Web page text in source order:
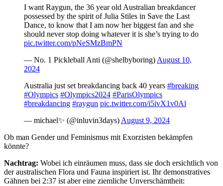
I want Raygun, the 36 year old Australian breakdancer
possessed by the spirit of Julia Stiles in Save the Last
Dance, to know that I am now her biggest fan and she
should never stop doing whatever it is she’s trying to do
pic.twitter.com/pNeSMzBmPN
— No. 1 Pickleball Anti (@shelbyboring)August 10,
2024
Australia just set breakdancing back 40 years #breaking
#Olympics #Olympics2024 #ParisOlympics
#breakdancing #raygun pic.twitter.com/i5ivX1v0Al
— michael✨ (@inluvin3days)August 9, 2024
Ob man Gender und Feminismus mit Exorzisten bekämpfen
könnte?
Nachtrag: Wobei ich einräumen muss, dass sie doch ersichtlich von
der australischen Flora und Fauna inspiriert ist. Ihr demonstratives
Gähnen bei 2:37 ist aber eine ziemliche Unverschämtheit: